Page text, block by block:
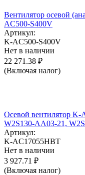
Вентилятор осевой
AC500-S400V
Артикул:
K-AC500-S400V
Нет в наличии
22 271.38 ₽
(Включая налог)
Осевой вентилятор K-
W2S130-AA03-21,
Артикул:
K-AC17055HBT
Нет в наличии
3 927.71 ₽
(Включая налог)